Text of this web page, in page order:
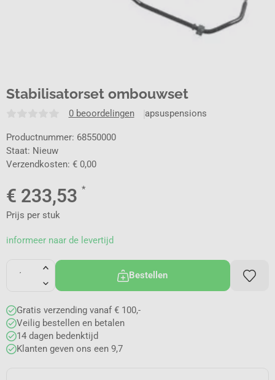
Stabilisatorset ombouwset
0 beoordelingen apsuspensions
Productnummer: 68550000
Staat: Nieuw
Verzendkosten: € 0,00
€ 233,53 *
Prijs per stuk
informeer naar de levertijd
Bestellen
Gratis verzending vanaf € 100,-
Veilig bestellen en betalen
14 dagen bedenktijd
Klanten geven ons een 9,7